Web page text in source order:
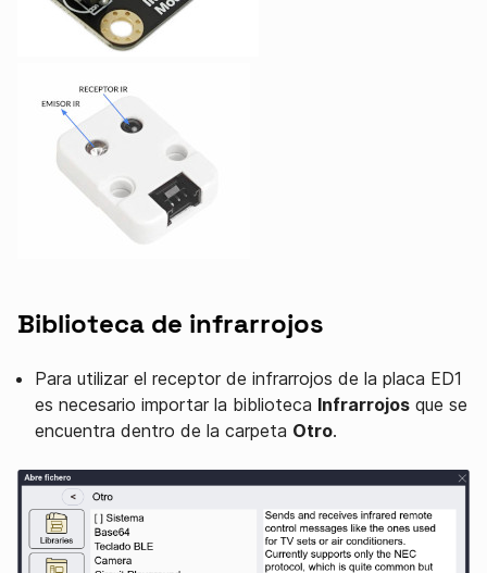
Biblioteca de infrarrojos
Para utilizar el receptor de infrarrojos de la placa ED1
es necesario importar la biblioteca Infrarrojos que se
encuentra dentro de la carpeta Otro.